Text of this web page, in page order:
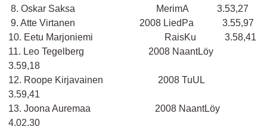
8. Oskar Saksa MerimA 3.53,27
9. Atte Virtanen 2008 LiedPa 3.55,97
10. Eetu Marjoniemi RaisKu 3.58,41
11. Leo Tegelberg 2008 NaantLöy
3.59,18
12. Roope Kirjavainen 2008 TuUL
3.59,41
13. Joona Auremaa 2008 NaantLöy
4.02,30